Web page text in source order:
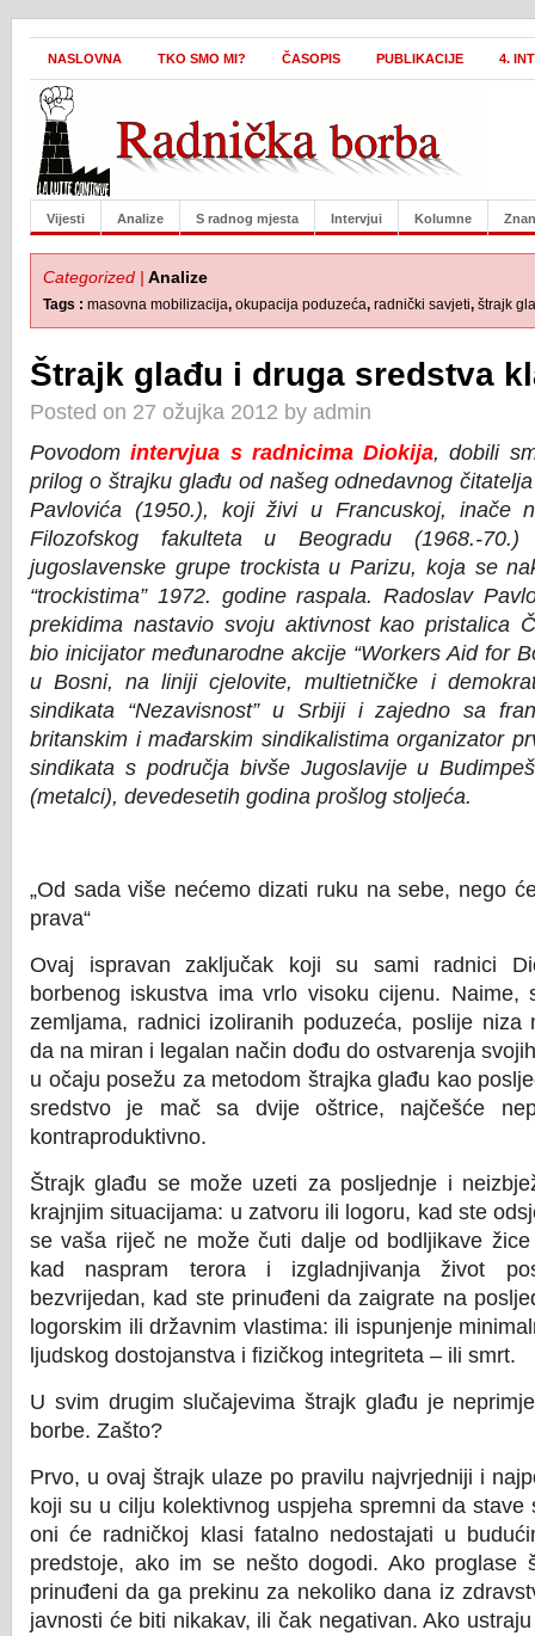
NASLOVNA TKO SMO MI? ČASOPIS PUBLIKACIJE 4.
Vijesti Analize S radnog mjesta Intervjui Kolumne
Categorized | Analize
Tags : masovna mobilizacija, okupacija poduzeća, radnički savjeti, štrajk
Štrajk glađu i druga sredstva
Posted on 27 ožujka 2012 by admin
Povodomintervjua s radnicima Diokija, dobili
prilog o štrajku glađu od našeg odnedavnog
Pavlovića (1950.), koji živi u Francuskoj, inače
Filozofskog fakulteta u Beogradu (1968.-
jugoslavenske grupe trockista u Parizu, koja se
“trockistima” 1972. godine raspala. Radoslav
prekidima nastavio svoju aktivnost kao pristalica
bio inicijator međunarodne akcije “Workers Aid for
u Bosni, na liniji cjelovite, multietničke i
sindikata “Nezavisnost” u Srbiji i zajedno sa
britanskim i mađarskim sindikalistima organizator
sindikata s područja bivše Jugoslavije u
(metalci), devedesetih godina prošlog stoljeća.
„Od sada više nećemo dizati ruku na sebe, nego
prava“
Ovaj ispravan zaključak koji su sami radnici
borbenog iskustva ima vrlo visoku cijenu.
zemljama, radnici izoliranih poduzeća, poslije niza
da na miran i legalan način dođu do ostvarenja
u očaju posežu za metodom štrajka glađu kao
sredstvo je mač sa dvije oštrice, najčešće
kontraproduktivno.
Štrajk glađu se može uzeti za posljednje i
krajnjim situacijama: u zatvoru ili logoru, kad ste
se vaša riječ ne može čuti dalje od bodljikave
kad naspram terora i izgladnjivanja život
bezvrijedan, kad ste prinuđeni da zaigrate na
logorskim ili državnim vlastima: ili ispunjenje
ljudskog dostojanstva i fizičkog integriteta – ili smrt.
U svim drugim slučajevima štrajk glađu je
borbe. Zašto?
Prvo, u ovaj štrajk ulaze po pravilu najvrjedniji i
koji su u cilju kolektivnog uspjeha spremni da
oni će radničkoj klasi fatalno nedostajati u
predstoje, ako im se nešto dogodi. Ako proglase
prinuđeni da ga prekinu za nekoliko dana iz
javnosti će biti nikakav, ili čak negativan. Ako